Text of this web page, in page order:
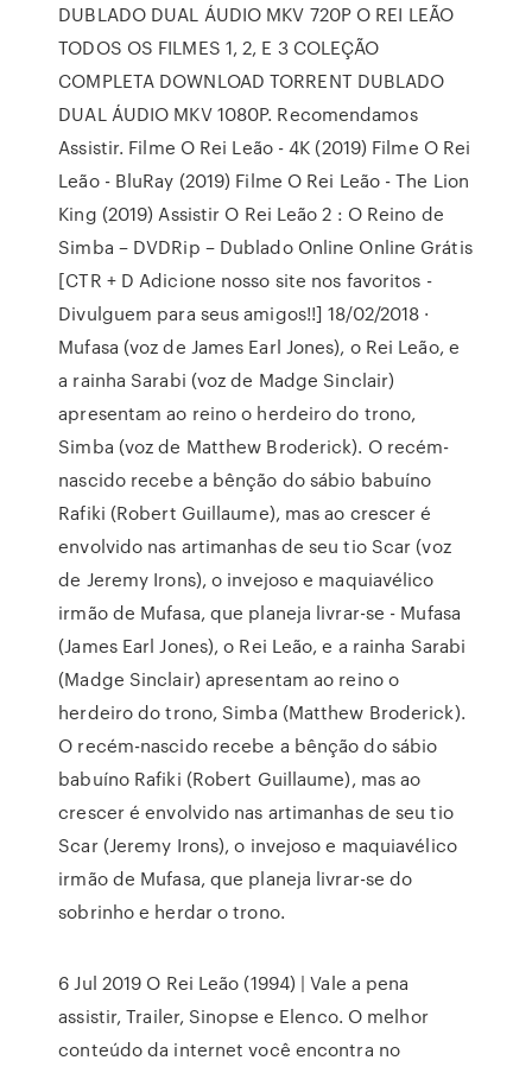
DUBLADO DUAL ÁUDIO MKV 720P O REI LEÃO
TODOS OS FILMES 1, 2, E 3 COLEÇÃO
COMPLETA DOWNLOAD TORRENT DUBLADO
DUAL ÁUDIO MKV 1080P. Recomendamos
Assistir. Filme O Rei Leão - 4K (2019) Filme O Rei
Leão - BluRay (2019) Filme O Rei Leão - The Lion
King (2019) Assistir O Rei Leão 2 : O Reino de
Simba – DVDRip – Dublado Online Online Grátis
[CTR + D Adicione nosso site nos favoritos -
Divulguem para seus amigos!!] 18/02/2018 ·
Mufasa (voz de James Earl Jones), o Rei Leão, e
a rainha Sarabi (voz de Madge Sinclair)
apresentam ao reino o herdeiro do trono,
Simba (voz de Matthew Broderick). O recém-
nascido recebe a bênção do sábio babuíno
Rafiki (Robert Guillaume), mas ao crescer é
envolvido nas artimanhas de seu tio Scar (voz
de Jeremy Irons), o invejoso e maquiavélico
irmão de Mufasa, que planeja livrar-se - Mufasa
(James Earl Jones), o Rei Leão, e a rainha Sarabi
(Madge Sinclair) apresentam ao reino o
herdeiro do trono, Simba (Matthew Broderick).
O recém-nascido recebe a bênção do sábio
babuíno Rafiki (Robert Guillaume), mas ao
crescer é envolvido nas artimanhas de seu tio
Scar (Jeremy Irons), o invejoso e maquiavélico
irmão de Mufasa, que planeja livrar-se do
sobrinho e herdar o trono.
6 Jul 2019 O Rei Leão (1994) | Vale a pena
assistir, Trailer, Sinopse e Elenco. O melhor
conteúdo da internet você encontra no